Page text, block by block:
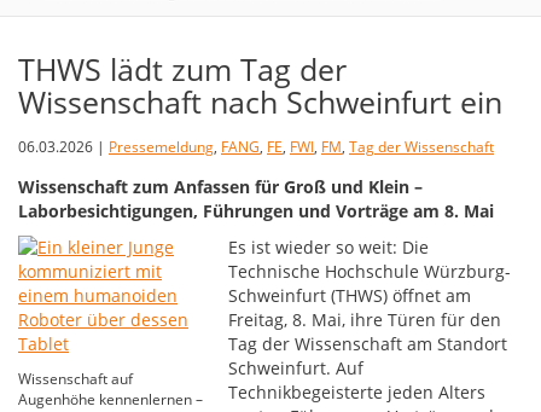
THWS lädt zum Tag der
Wissenschaft nach Schweinfurt ein
06.03.2026 | Pressemeldung, FANG, FE, FWI, FM, Tag der Wissenschaft
Wissenschaft zum Anfassen für Groß und Klein –
Laborbesichtigungen, Führungen und Vorträge am 8. Mai
Wissenschaft auf
Augenhöhe kennenlernen –
Es ist wieder so weit: Die
Technische Hochschule Würzburg-
Schweinfurt (THWS) öffnet am
Freitag, 8. Mai, ihre Türen für den
Tag der Wissenschaft am Standort
Schweinfurt. Auf
Technikbegeisterte jeden Alters